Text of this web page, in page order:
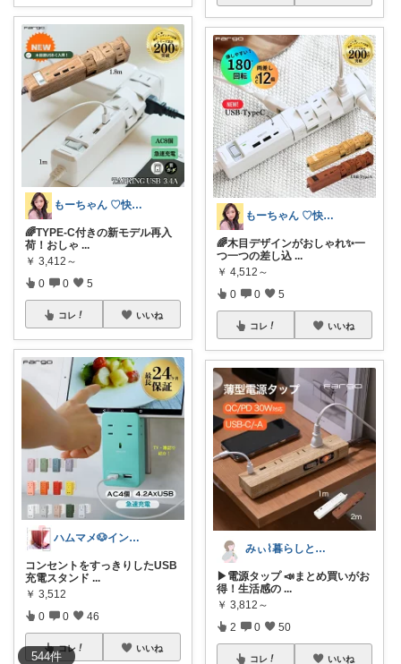
544件
もーちゃん ♡快適生活~旅行大好き🌈✨
🌈TYPE-C付きの新モデル再入
荷！おしゃ ...
￥ 3,412～
0 0 5
コレ いいね
ハムマメ🐶インテリア・キッチン🌸
コンセントをすっきりしたUSB
充電スタンド ...
￥ 3,512
0 0 46
コレ いいね
もーちゃん ♡快適生活~旅行大好き🌈✨
🌈木目デザインがおしゃれ✨一
つ一つの差し込 ...
￥ 4,512～
0 0 5
コレ いいね
みぃ⌇暮らしと育児のおすすめアイテム💐
▶電源タップ 📣まとめ買いがお
得！生活感の ...
￥ 3,812～
2 0 50
コレ いいね